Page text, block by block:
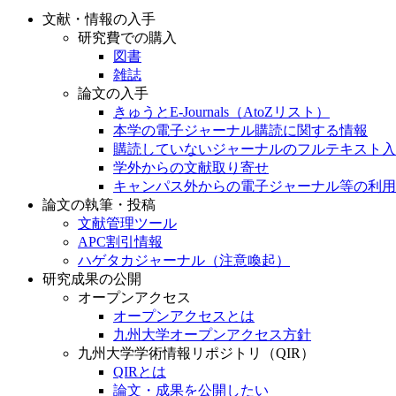
文献・情報の入手
研究費での購入
図書
雑誌
論文の入手
きゅうとE-Journals（AtoZリスト）
本学の電子ジャーナル購読に関する情報
購読していないジャーナルのフルテキスト
学外からの文献取り寄せ
キャンパス外からの電子ジャーナル等の利用
論文の執筆・投稿
文献管理ツール
APC割引情報
ハゲタカジャーナル（注意喚起）
研究成果の公開
オープンアクセス
オープンアクセスとは
九州大学オープンアクセス方針
九州大学学術情報リポジトリ（QIR）
QIRとは
論文・成果を公開したい